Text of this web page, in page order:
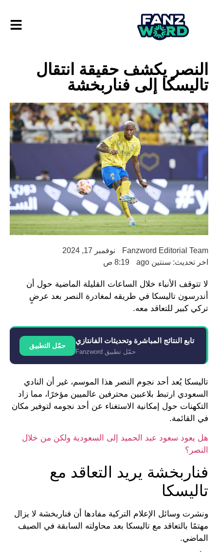
النصر يكشف حقيقة انتقال
تاليسكا إلى فناربخشة
Fanzword Editorial Team
نوفمبر 17, 2024
اخر تحديث: سنتين ago
8:19 ص
لا تتوقف الأنباء خلال الساعات القليلة الماضية حول أن
أندرسون تاليسكا في طريقه لمغادرة النصر بعد عرضٍ
تركي كبير للتعاقد معه.
تابع النتائج المباشرة وتحديثات الفانتازي
حمّل تطبيق Fanzword
حمّل التطبيق
تاليسكا يُعد أحد نجوم النصر هذا الموسم، غير أن النادي
السعودي ارتبط بلاعبين محترفين عالميين مؤخرًا، مما زاد
التكهنات حول إمكانية الاستغناء عن أحد نجومه لتوفير مكان
في القائمة.
هل يعود سعود عبد الحميد إلى السعودية ولكن من خلال
النصر؟
فناربخشة يريد التعاقد مع
تاليسكا
ونشرت وسائل الإعلام التركية مفادها أن فناربخشة لا يزال
مهتمًا بالتعاقد مع تاليسكا بعد محاولته السابقة في الصيف
الماضي.